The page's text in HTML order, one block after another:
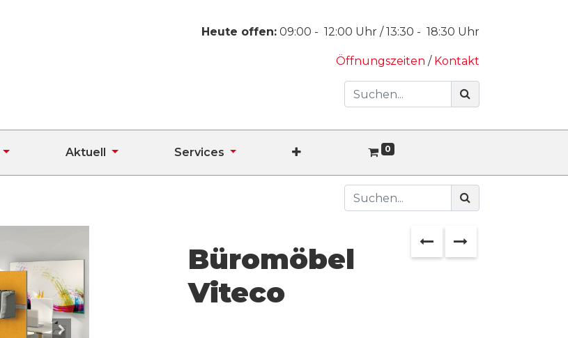
Heute offen: 09:00 - 12:00 Uhr /13:30 - 18:30 Uhr
Öffnungszeiten / Kontakt
Aktuell Services 0
Büromöbel
Viteco